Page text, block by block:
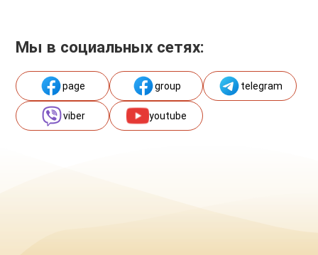
Мы в социальных сетях:
page group telegram
viber youtube